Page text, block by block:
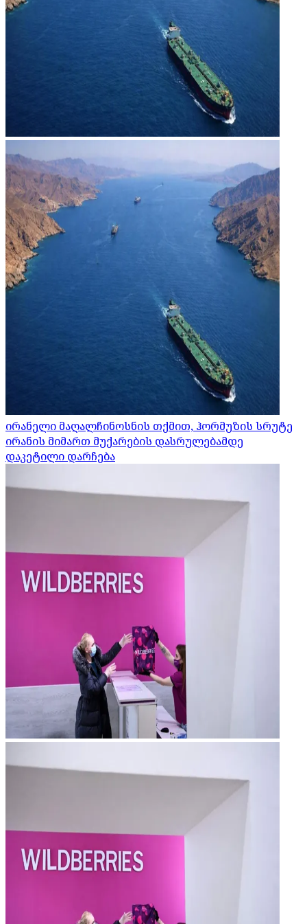
ირანელი მაღალჩინოსნის თქმით, ჰორმუზის სრუტე
ირანის მიმართ მუქარების დასრულებამდე
დაკეტილი დარჩება